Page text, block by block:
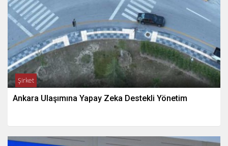
Şirket
Ankara Ulaşımına Yapay Zeka Destekli Yönetim